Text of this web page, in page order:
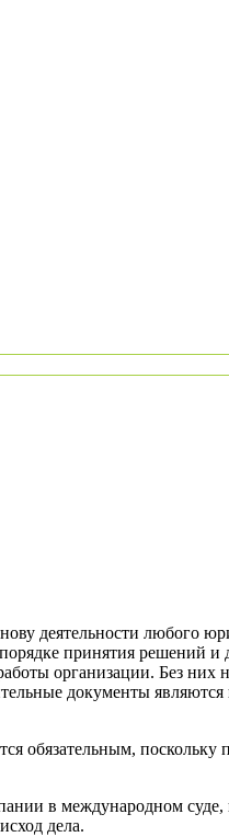
деятельности любого
принятия решений
организации. Без
документы
обязательным, поскольку
в международном суде,
дела.